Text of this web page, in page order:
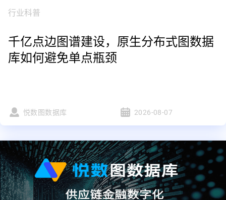
行业科普
千亿点边图谱建设，原生分布式图数据
库如何避免单点瓶颈
悦数图数据库 2026-08-07